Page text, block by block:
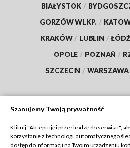
BIAŁYSTOK /
GORZÓW WLKP. /
KRAKÓW / LUBLIN / ŁÓDŹ
OPOLE / POZNAŃ /
SZCZECIN / WARSZAWA
TVP
Szanujemy Twoją prywatność
Kliknij "Akceptuję i przechodzę do serwisu",
korzystanie z technologii automatycznego
dostęp do informacji na Twoim urządzeniu